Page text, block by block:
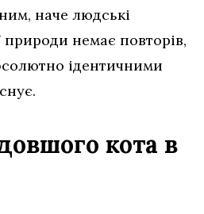
наче людські
природи немає повторів,
ідентичними
кота в